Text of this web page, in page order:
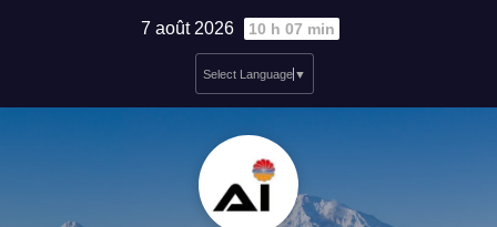
7 août 2026 10 h 07 min
Select Language ▼